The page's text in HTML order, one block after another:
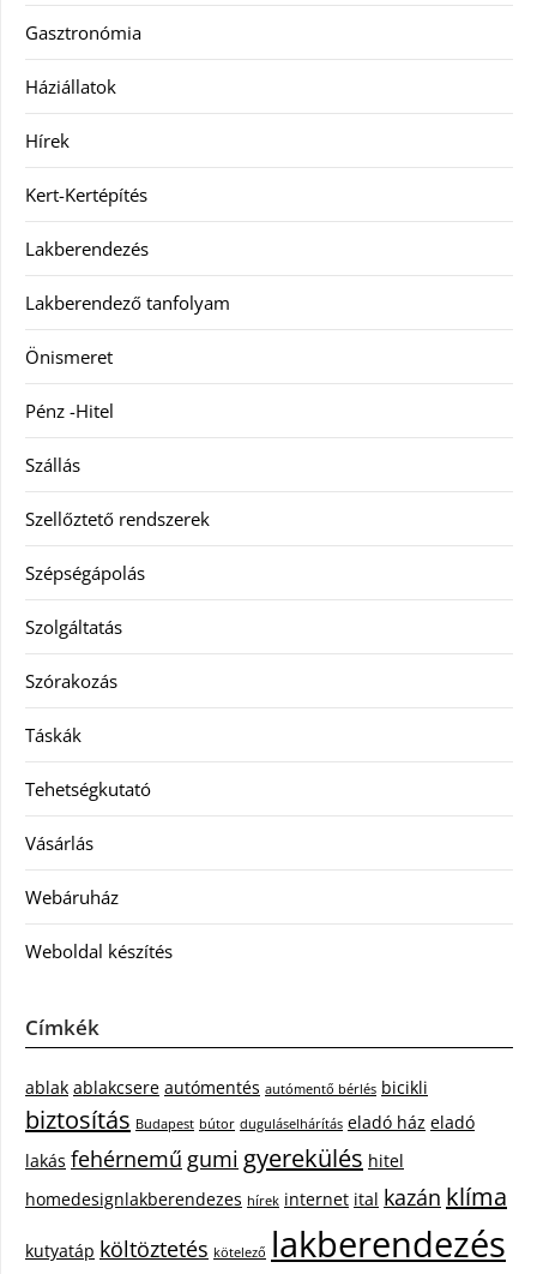
Gasztronómia
Háziállatok
Hírek
Kert-Kertépítés
Lakberendezés
Lakberendező tanfolyam
Önismeret
Pénz -Hitel
Szállás
Szellőztető rendszerek
Szépségápolás
Szolgáltatás
Szórakozás
Táskák
Tehetségkutató
Vásárlás
Webáruház
Weboldal készítés
Címkék
ablak ablakcsere autómentés autómentő bérlés bicikli
biztosítás Budapest bútor duguláselhárítás eladó ház eladó
lakás fehérnemű gumi gyerekülés hitel
homedesignlakberendezes hírek internet ital kazán klíma
kutyatáp költöztetés kötelező lakberendezés